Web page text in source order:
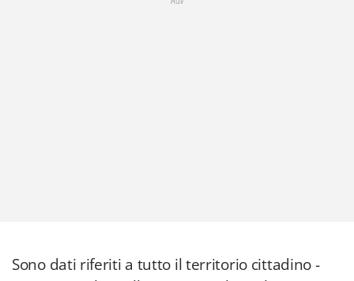
Sono dati riferiti a tutto il territorio cittadino -